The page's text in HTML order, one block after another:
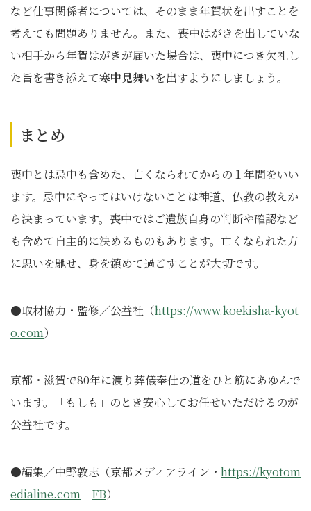
など仕事関係者については、そのまま年賀状を出すことを
考えても問題ありません。また、喪中はがきを出していな
い相手から年賀はがきが届いた場合は、喪中につき欠礼し
た旨を書き添えて寒中見舞いを出すようにしましょう。
まとめ
喪中とは忌中も含めた、亡くなられてからの１年間をいい
ます。忌中にやってはいけないことは神道、仏教の教えか
ら決まっています。喪中ではご遺族自身の判断や確認など
も含めて自主的に決めるものもあります。亡くなられた方
に思いを馳せ、身を鎮めて過ごすことが大切です。
●取材協力・監修／公益社（https://www.koekisha-kyot
o.com）
京都・滋賀で80年に渡り葬儀奉仕の道をひと筋にあゆんで
います。「もしも」のとき安心してお任せいただけるのが
公益社です。
●編集／中野敦志（京都メディアライン・ https://kyotom
edialine.com
FB）